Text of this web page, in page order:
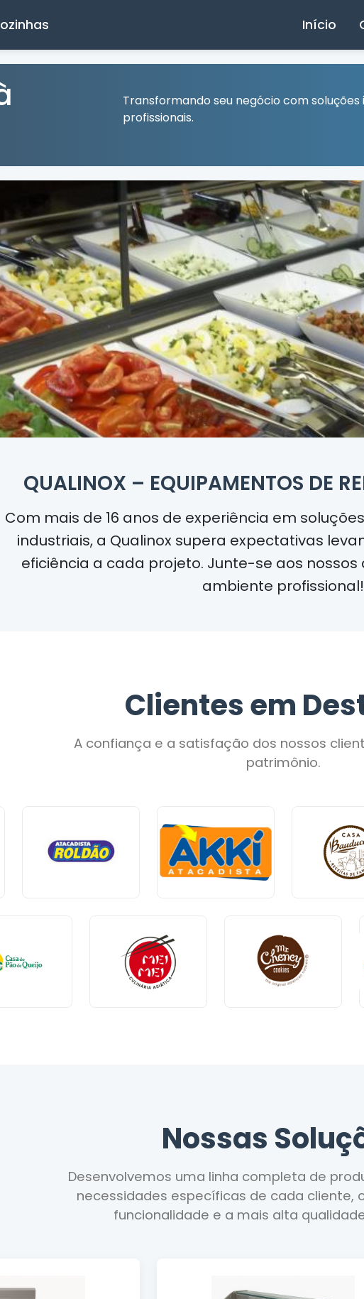
Início
Transformando seu negócio com
profissionais.
QUALINOX – EQUIPAMENTOS DE
Com mais de 16 anos de experiência em
industriais, a Qualinox supera expectativas
eficiência a cada projeto. Junte-se aos
ambiente profissional!
Clientes em
A confiança e a satisfação dos nossos
patrimônio.
Nossas
Desenvolvemos uma linha completa de
necessidades específicas de cada cliente,
funcionalidade e a mais alta